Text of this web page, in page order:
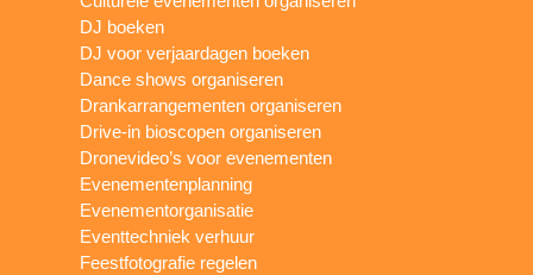
DJ boeken
DJ voor verjaardagen boeken
Dance shows organiseren
Drankarrangementen organiseren
Drive-in bioscopen organiseren
Dronevideo’s voor evenementen
Evenementenplanning
Evenementorganisatie
Eventtechniek verhuur
Feestfotografie regelen